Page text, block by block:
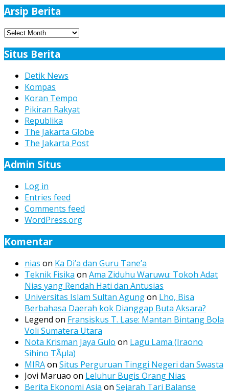
Arsip Berita
Arsip
Situs Berita
Detik News
Kompas
Koran Tempo
Pikiran Rakyat
Republika
The Jakarta Globe
The Jakarta Post
Admin Situs
Log in
Entries feed
Comments feed
WordPress.org
Komentar
nias on Ka Di’a dan Guru Tane’a
Teknik Fisika on Ama Ziduhu Waruwu: Tokoh Adat
Nias yang Rendah Hati dan Antusias
Universitas Islam Sultan Agungon Lho, Bisa
Berbahasa Daerah kok Dianggap Buta Aksara?
Legend on Fransiskus T. Lase: Mantan Bintang Bola
Voli Sumatera Utara
Nota Krisman Jaya Gulo on Lagu Lama (Iraono
Sihino TÃµla)
MIRAon Situs Perguruan Tinggi Negeri dan Swasta
Jovi Maruao on Leluhur Bugis Orang Nias
Berita Ekonomi Asia on Sejarah Tari Balanse